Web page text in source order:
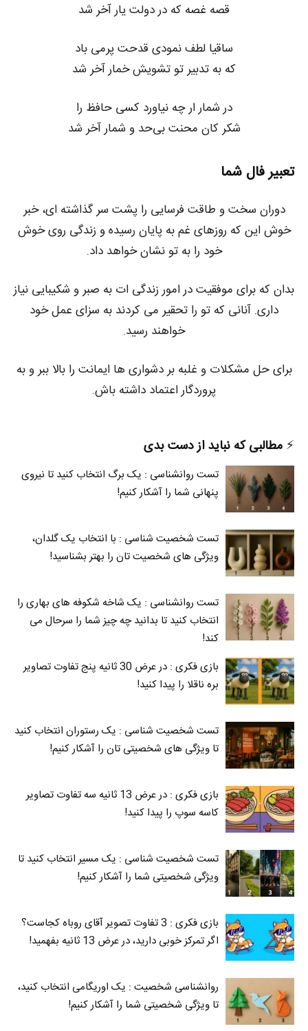
قصه غصه که در دولت یار آخر شد
ساقیا لطف نمودی قدحت پرمی باد
که به تدبیر تو تشویش خمار آخر شد
در شمار ار چه نیاورد کسی حافظ را
شکر کان محنت بی‌حد و شمار آخر شد
تعبیر فال شما
دوران سخت و طاقت فرسایی را پشت سر گذاشته ای، خبر
خوش این که روزهای غم به پایان رسیده و زندگی روی خوش
خود را به تو نشان خواهد داد.
بدان که برای موفقیت در امور زندگی ات به صبر و شکیبایی نیاز
داری. آنانی که تو را تحقیر می کردند به سزای عمل خود
خواهند رسید.
برای حل مشکلات و غلبه بر دشواری ها ایمانت را بالا ببر و به
پروردگار اعتماد داشته باش.
⚡️ مطالبی که نباید از دست بدی
تست روانشناسی : یک برگ انتخاب کنید تا نیروی
پنهانی شما را آشکار کنیم!
تست شخصیت شناسی : با انتخاب یک گلدان،
ویژگی های شخصیت تان را بهتر بشناسید!
تست روانشناسی : یک شاخه شکوفه های بهاری را
انتخاب کنید تا بدانید چه چیز شما را سرحال می‌
کند!
بازی فکری : در عرض 30 ثانیه پنج تفاوت تصاویر
بره ناقلا را پیدا کنید!
تست شخصیت شناسی : یک رستوران انتخاب کنید
تا ویژگی های شخصیتی تان را آشکار کنیم!
بازی فکری : در عرض 13 ثانیه سه تفاوت تصاویر
کاسه‌ سوپ را پیدا کنید!
تست شخصیت شناسی : یک مسیر انتخاب کنید تا
ویژگی شخصیتی شما را آشکار کنیم!
بازی فکری : 3 تفاوت تصویر آقای روباه کجاست؟
اگر تمرکز خوبی دارید، در عرض 13 ثانیه بفهمید!
روانشناسی شخصیت : یک اوریگامی انتخاب کنید،
تا ویژگی شخصیتی شما را آشکار کنیم!